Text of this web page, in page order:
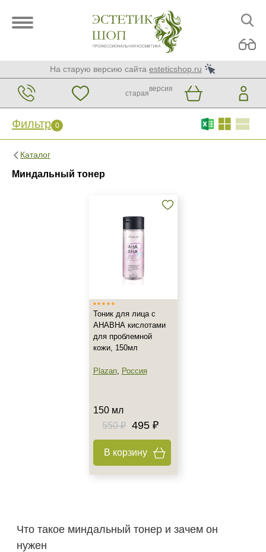
На старую версию сайта esteticshop.ru
старая
версия
Фильтр 0
Каталог
Миндальный тонер
Фильтр 0
Назначение против
Тоник для лица с
АНАВНА кислотами
для проблемной
кожи, 150мл
Plazan, Россия
150 мл
550 ₽ 495 ₽
В корзину
Что такое миндальный тонер и зачем он
нужен